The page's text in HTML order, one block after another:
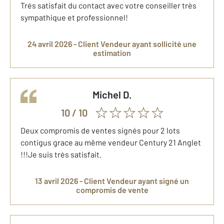
Trés satisfait du contact avec votre conseiller très
sympathique et professionnel!
24 avril 2026 - Client Vendeurayant sollicité une
estimation
Michel D.
10/ 10
Deux compromis de ventes signés pour 2 lots
contigus grace au même vendeur Century 21 Anglet
!!!Je suis très satisfait.
13 avril 2026 - Client Vendeurayant signé un
compromis de vente